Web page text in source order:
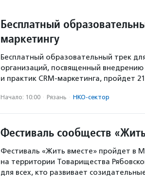
Бесплатный
маркетингу
Бесплатный образовательный трек
организаций, посвященный
и практик CRM-маркетинга, пройдет
Начало: 10:00 · Рязань · НКО-сектор
Фестиваль сообществ
Фестиваль «Жить вместе» пройдет в
на территории Товарищества
для всех, кто развивает